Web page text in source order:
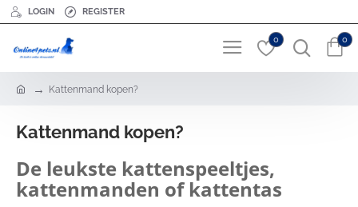
LOGIN REGISTER
0 0
e
Kattenmand kopen?
Kattenmand kopen?
De leukste kattenspeeltjes,
kattenmanden of kattentas